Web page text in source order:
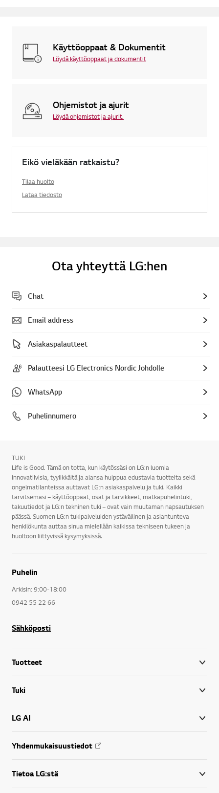
Käyttöoppaat & Dokumentit
Löydä käyttöoppaat ja dokumentit
Ohjemistot ja ajurit
Löydä ohjemistot ja ajurit.
Eikö vieläkään ratkaistu?
Tilaa huolto
Lataa tiedosto
Ota yhteyttä LG:hen
Chat
Email address
Asiakaspalautteet
Palautteesi LG Electronics Nordic Johdolle
WhatsApp
Puhelinnumero
TUKI
Life is Good. Tämä on totta, kun käytössäsi on LG:n luomia
innovatiivisia, tyylikkäitä ja alansa huippua edustavia tuotteita sekä
ongelmatilanteissa auttavat LG:n asiakaspalvelu ja tuki. Kaikki
tarvitsemasi – käyttöoppaat, osat ja tarvikkeet, matkapuhelintuki,
takuutiedot ja LG:n tekninen tuki – ovat vain muutaman napsautuksen
päässä. Suomen LG:n tukipalveluiden ystävällinen ja asiantunteva
henkilökunta auttaa sinua mielellään kaikissa tekniseen tukeen ja
huoltoon liittyvissä kysymyksissä.
Puhelin
Arkisin: 9:00-18:00
0942 55 22 66
Sähköposti
Tuotteet
Tuki
LG AI
Yhdenmukaisuustiedot
Tietoa LG:stä